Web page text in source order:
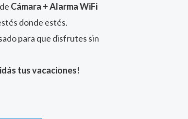
Cámara + Alarma WiFi
donde estés.
para que disfrutes sin
tus vacaciones!